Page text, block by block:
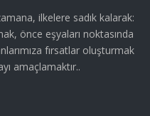
ilkelere sadık kalarak:
önce eşyaları noktasında
fırsatlar oluşturmak
amaçlamaktır..